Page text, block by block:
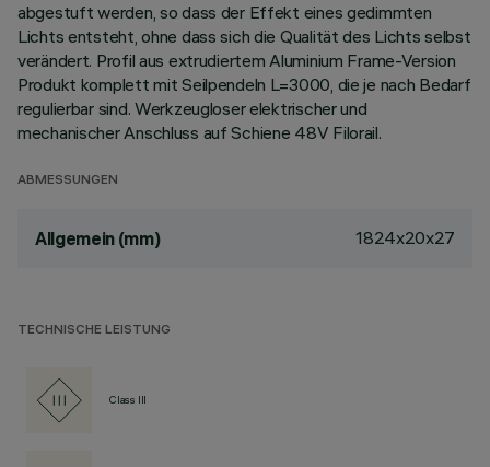
abgestuft werden, so dass der Effekt eines gedimmten
Lichts entsteht, ohne dass sich die Qualität des Lichts selbst
verändert. Profil aus extrudiertem Aluminium Frame-Version
Produkt komplett mit Seilpendeln L=3000, die je nach Bedarf
regulierbar sind. Werkzeugloser elektrischer und
mechanischer Anschluss auf Schiene 48V Filorail.
ABMESSUNGEN
Allgemein (mm) 1824x20x27
TECHNISCHE LEISTUNG
Class III